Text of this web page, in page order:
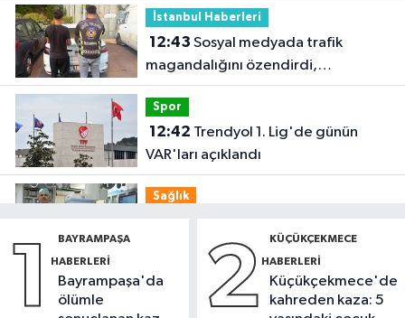
İstanbul Haberleri
12:43
magandalığını özendirdi,
ehliyetinden oldu: 72 bin lira ceza
Spor
12:42
VAR'ları açıklandı
Sağlık
teknolojiyle uzuv kayıpları önleniyor'
Güncel
1 BAYRAMPAŞA
HABERLERI
Bayrampaşa'da
ölümle
2 KÜÇÜKÇEKMECE
HABERLERI
Küçükçekmece'de
kahreden kaza: 5